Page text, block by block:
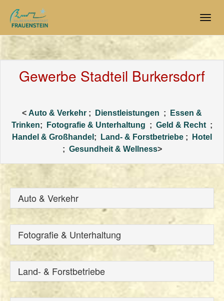
main
content
Gewerbe Stadteil Burkersdorf
< Auto & Verkehr ; Dienstleistungen ;
Essen &
Trinken; Fotografie & Unterhaltung ; Geld & Recht ;
Handel & Großhandel ; Land- & Forstbetriebe ;
Hotel
; Gesundheit & Wellness>
Auto & Verkehr
Fotografie & Unterhaltung
Land- & Forstbetriebe